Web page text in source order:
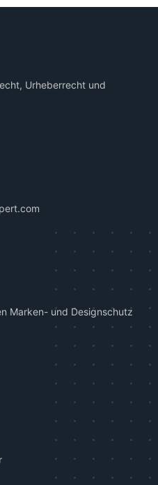
Urheberrecht und
Marken- und Designschutz